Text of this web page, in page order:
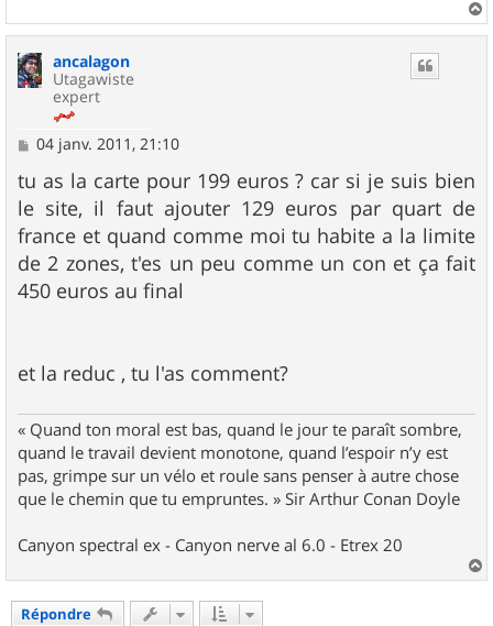
a
ancalagon
Utagawiste
expert
M
s
s
a
g
e
04 janv. 2011, 21:10
tu as la carte pour 199 euros ? car si je suis bien
le site, il faut ajouter 129 euros par quart de
france et quand comme moi tu habite a la limite
de 2 zones, t'es un peu comme un con et ça fait
450 euros au final
et la reduc , tu l'as comment?
« Quand ton moral est bas, quand le jour te paraît sombre,
quand le travail devient monotone, quand l’espoir n’y est
pas, grimpe sur un vélo et roule sans penser à autre chose
que le chemin que tu empruntes. » Sir Arthur Conan Doyle
Canyon spectral ex - Canyon nerve al 6.0 - Etrex 20
a
Répondre